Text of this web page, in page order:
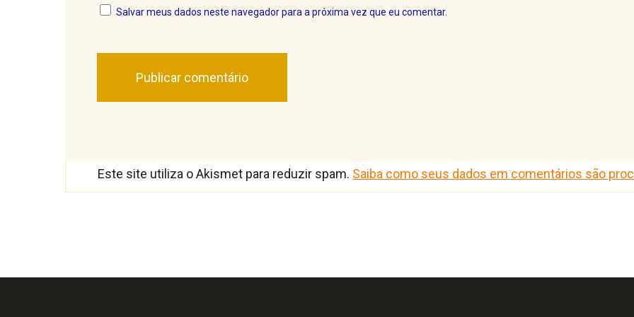
Salvar meus dados neste navegador para a próxima vez que eu comentar.
Este site utiliza o Akismet para reduzir spam. Saiba como seus dados em comentários são